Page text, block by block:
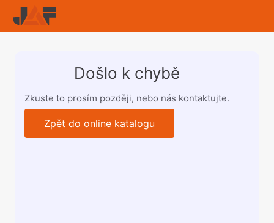
Došlo k chybě
Zkuste to prosím později, nebo nás kontaktujte.
Zpět do online katalogu